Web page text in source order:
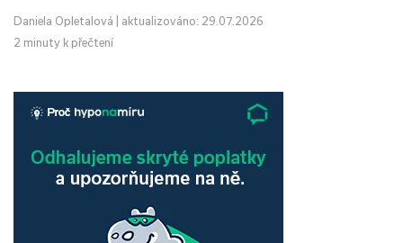
Daniela Opletalová
aktualizováno: 29.07.2026
2 minuty k přečtení